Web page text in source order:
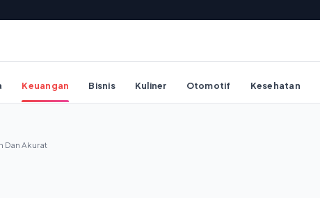
Keuangan Bisnis Kuliner Otomotif Kesehatan
Dan Akurat